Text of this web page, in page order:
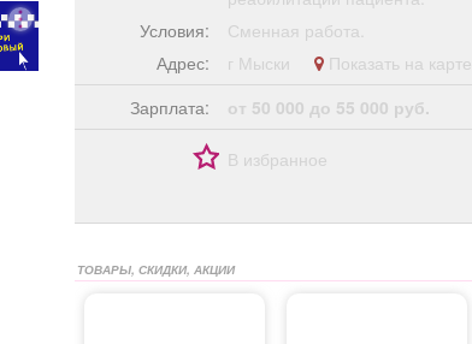
Условия:
Сменная работа.
Адрес:
г Мыски
Показать на карте
Зарплата:
от 50 000 до 55 000 руб.
В избранное
ТОВАРЫ, СКИДКИ, АКЦИИ